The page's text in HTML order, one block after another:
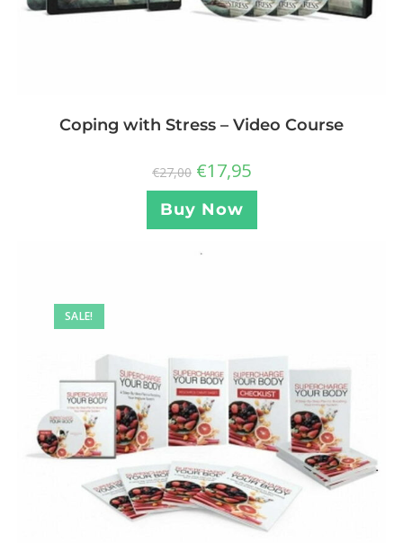
Coping with Stress – Video Course
€27,00 €17,95
Buy Now
SALE!